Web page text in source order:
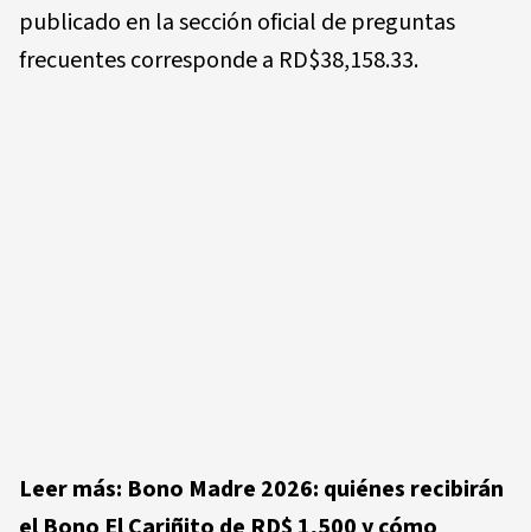
publicado en la sección oficial de preguntas
frecuentes corresponde a RD$38,158.33.
Leer más: Bono Madre 2026: quiénes recibirán